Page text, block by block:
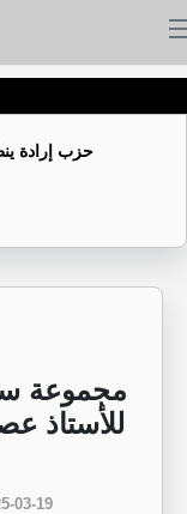
حزب إرادة
مجموعة
للأستاذ
03-19